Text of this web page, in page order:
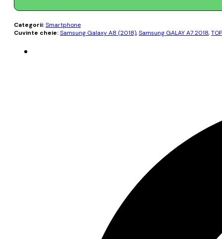
Categorii:Smartphone
Cuvinte cheie:Samsung Galaxy A8 (2018),Samsung GALAY A7 2018,